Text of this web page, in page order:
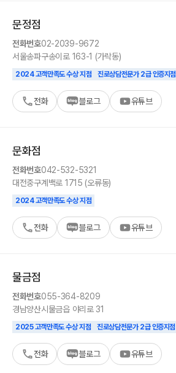
문정점
전화번호02-2039-9672
서울송파구송이로 163-1 (가락동)
2024 고객만족도 수상 지점 진로상담전문가 2급 인증지점
전화 블로그 유튜브
문화점
전화번호042-532-5321
대전중구계백로 1715 (오류동)
2024 고객만족도 수상 지점
전화 블로그 유튜브
물금점
전화번호055-364-8209
경남양산시 물금읍 야리로 31
2025 고객만족도 수상 지점 진로상담전문가 2급 인증지점
전화 블로그 유튜브